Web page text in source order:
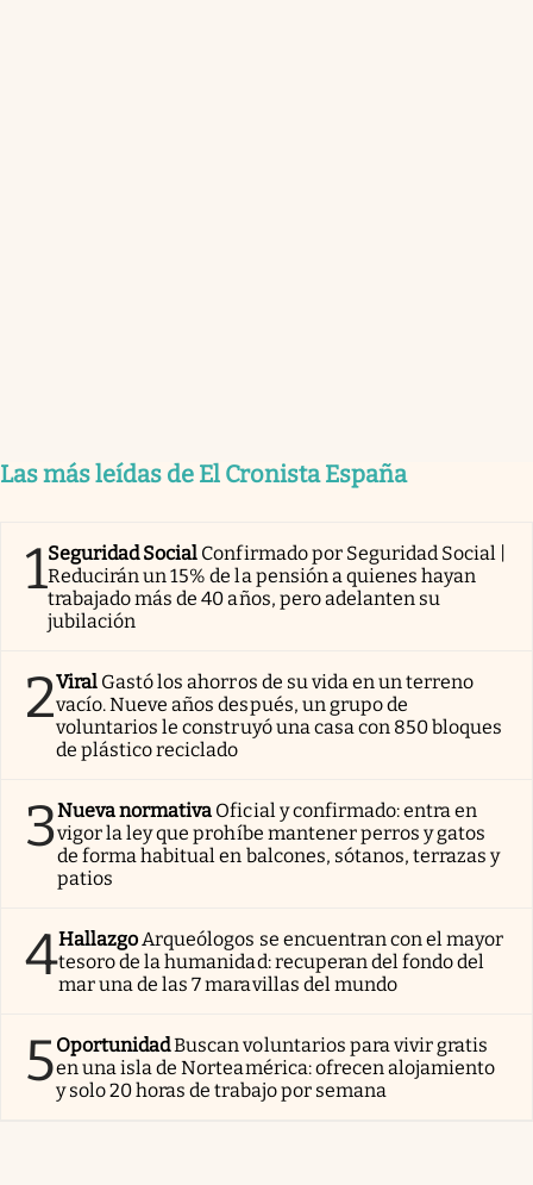
Las más leídas de El Cronista España
1Seguridad Social Confirmado por Seguridad Social |
Reducirán un 15% de la pensión a quienes hayan
trabajado más de 40 años, pero adelanten su
jubilación
2Viral Gastó los ahorros de su vida en un terreno
vacío. Nueve años después, un grupo de
voluntarios le construyó una casa con 850 bloques
de plástico reciclado
3Nueva normativa Oficial y confirmado: entra en
vigor la ley que prohíbe mantener perros y gatos
de forma habitual en balcones, sótanos, terrazas y
patios
4HallazgoArqueólogos se encuentran con el mayor
tesoro de la humanidad: recuperan del fondo del
mar una de las 7 maravillas del mundo
5OportunidadBuscan voluntarios para vivir gratis
en una isla de Norteamérica: ofrecen alojamiento
y solo 20 horas de trabajo por semana